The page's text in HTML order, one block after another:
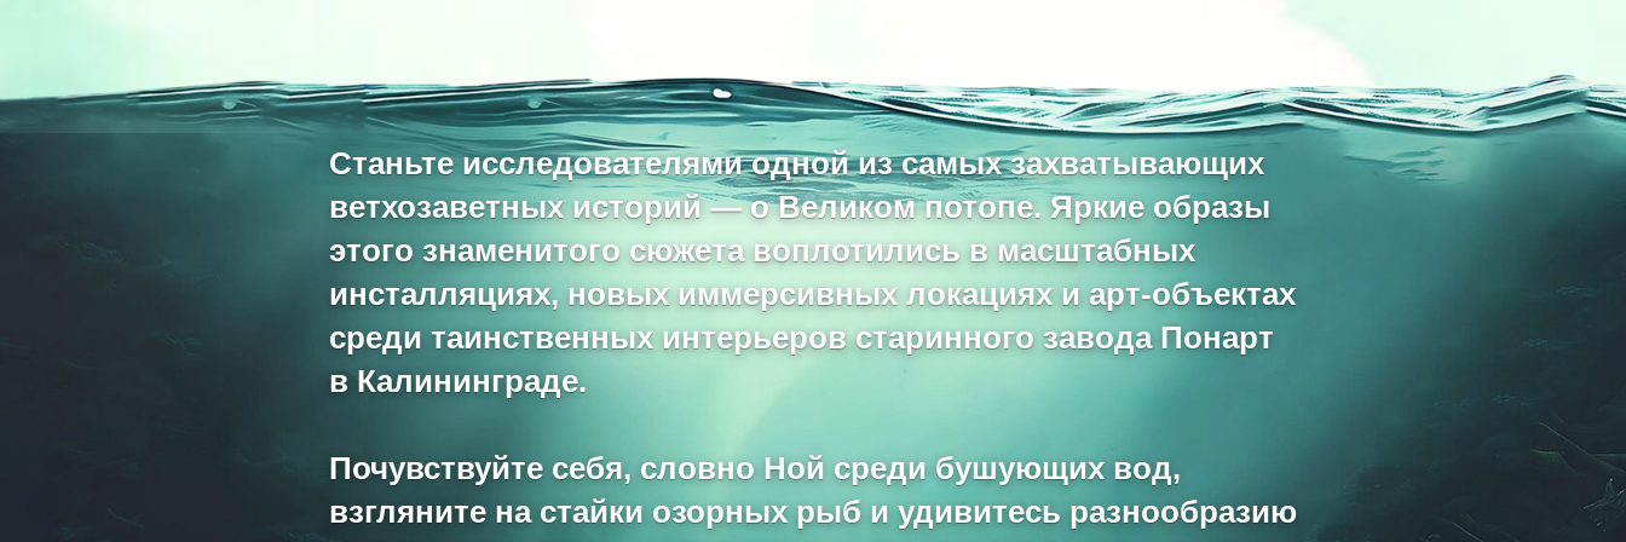
Станьте исследователями одной из самых захватывающих
ветхозаветных историй — о Великом потопе. Яркие образы
этого знаменитого сюжета воплотились в масштабных
инсталляциях, новых иммерсивных локациях и арт-объектах
среди таинственных интерьеров старинного завода Понарт
в Калининграде.
Почувствуйте себя, словно Ной среди бушующих вод,
взгляните на стайки озорных рыб и удивитесь разнообразию